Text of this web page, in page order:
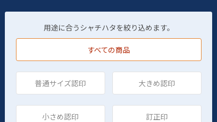
用途に合うシャチハタを絞り込めます。
すべての商品
普通サイズ認印 大きめ認印
小さめ認印 訂正印